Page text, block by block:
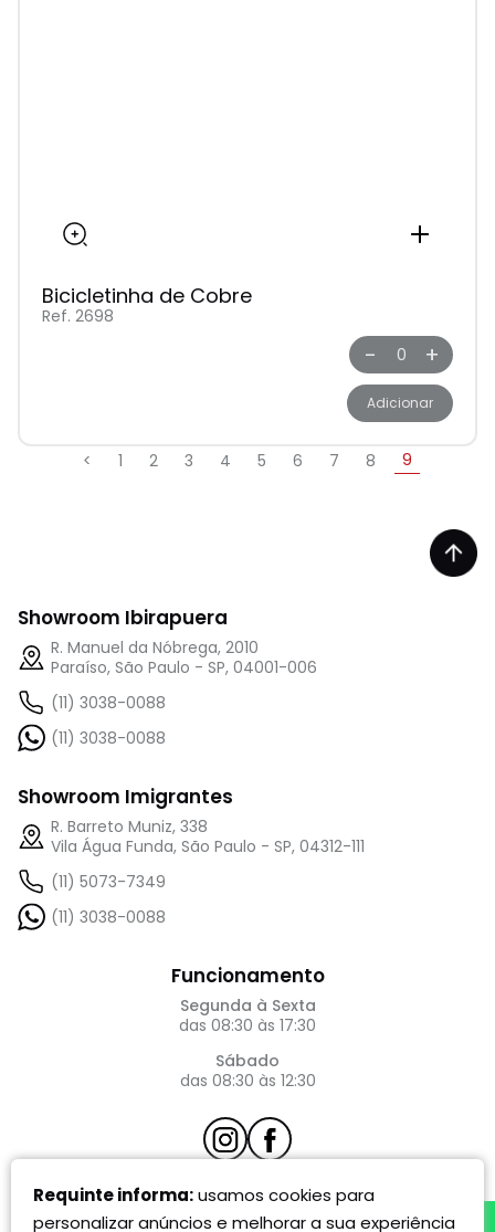
Bicicletinha de Cobre
Ref. 2698
- +
Adicionar
< 1 2 3 4 5 6 7 8 9
Showroom Ibirapuera
R. Manuel da Nóbrega, 2010
Paraíso, São Paulo - SP, 04001-006
(11) 3038-0088
(11) 3038-0088
Showroom Imigrantes
R. Barreto Muniz, 338
Vila Água Funda, São Paulo - SP, 04312-111
(11) 5073-7349
(11) 3038-0088
Funcionamento
Segunda à Sexta
das 08:30 às 17:30
Sábado
das 08:30 às 12:30
Requinte informa:usamos cookies para
personalizar anúncios e melhorar a sua experiência